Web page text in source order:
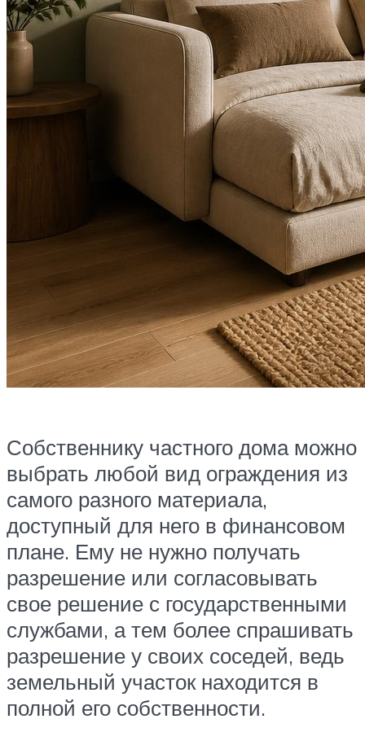
Собственнику частного дома можно
выбрать любой вид ограждения из
самого разного материала,
доступный для него в финансовом
плане. Ему не нужно получать
разрешение или согласовывать
свое решение с государственными
службами, а тем более спрашивать
разрешение у своих соседей, ведь
земельный участок находится в
полной его собственности.